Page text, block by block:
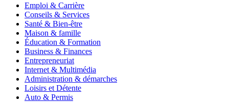
Emploi & Carrière
Conseils & Services
Santé & Bien-être
Maison & famille
Éducation & Formation
Business & Finances
Entrepreneuriat
Internet & Multimédia
Administration & démarches
Loisirs et Détente
Auto & Permis